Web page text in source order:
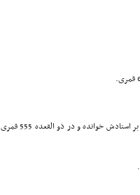
را بر استادش خوانده و در ذو القعده 555 قمری